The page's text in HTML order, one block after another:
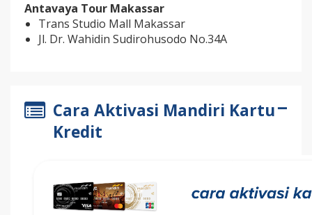
Antavaya Tour Makassar
Trans Studio Mall Makassar
Jl. Dr. Wahidin Sudirohusodo No.34A
Cara Aktivasi Mandiri Kartu
Kredit